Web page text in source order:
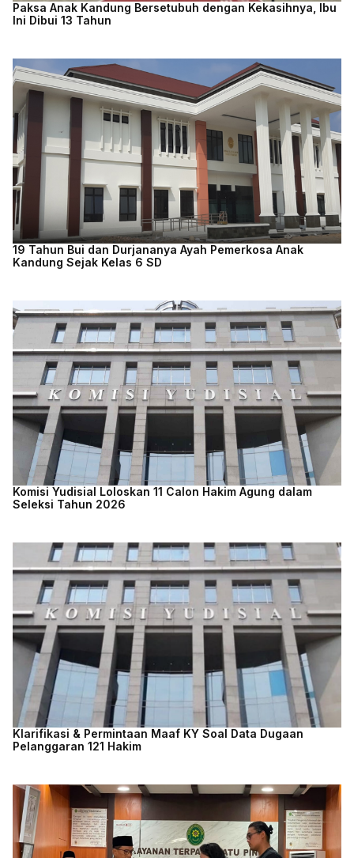
Paksa Anak Kandung Bersetubuh dengan Kekasihnya, Ibu
Ini Dibui 13 Tahun
19 Tahun Bui dan Durjananya Ayah Pemerkosa Anak
Kandung Sejak Kelas 6 SD
Komisi Yudisial Loloskan 11 Calon Hakim Agung dalam
Seleksi Tahun 2026
Klarifikasi & Permintaan Maaf KY Soal Data Dugaan
Pelanggaran 121 Hakim